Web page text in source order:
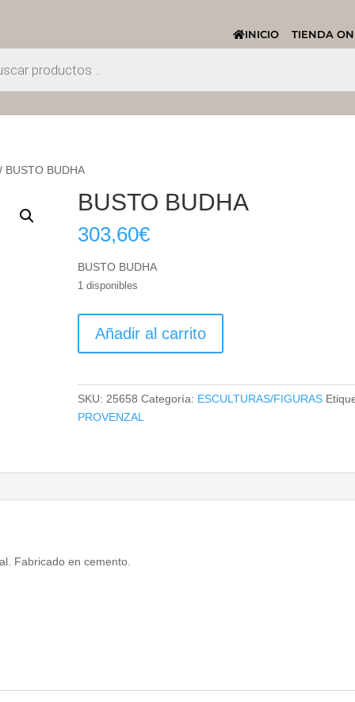
INICIO TIENDA
BUSTO BUDHA
BUSTO BUDHA
303,60€
BUSTO BUDHA
1 disponibles
BUDHA
Añadir al carrito
SKU: 25658 Categoría: ESCULTURAS/FIGURAS
PROVENZAL
Fabricado en cemento.